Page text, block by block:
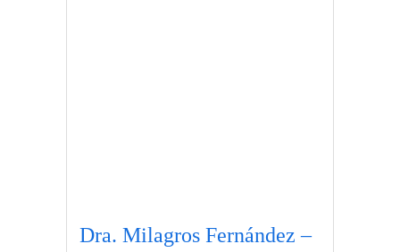
Dra. Milagros Fernández –